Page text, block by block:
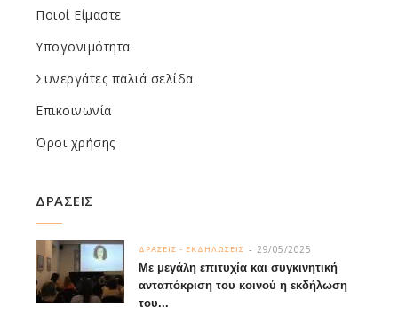
Ποιοί Είμαστε
Υπογονιμότητα
Συνεργάτες παλιά σελίδα
Επικοινωνία
Όροι χρήσης
ΔΡΑΣΕΙΣ
Με μεγάλη επιτυχία και συγκινητική
ανταπόκριση του κοινού η εκδήλωση
του...
ΔΡΑΣΕΙΣ - ΕΚΔΗΛΩΣΕΙΣ 29/05/2025